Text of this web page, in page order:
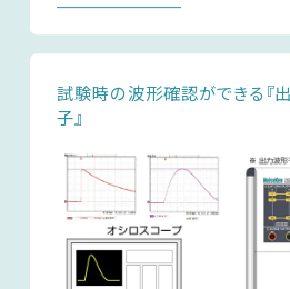
試験時の波形確認ができる『
子』